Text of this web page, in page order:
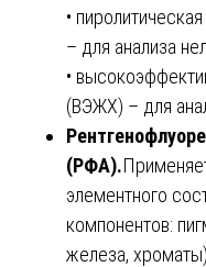
•
– для анализа
•
(ВЭЖХ) – для
(РФА).
элементного
компонентов:
железа,